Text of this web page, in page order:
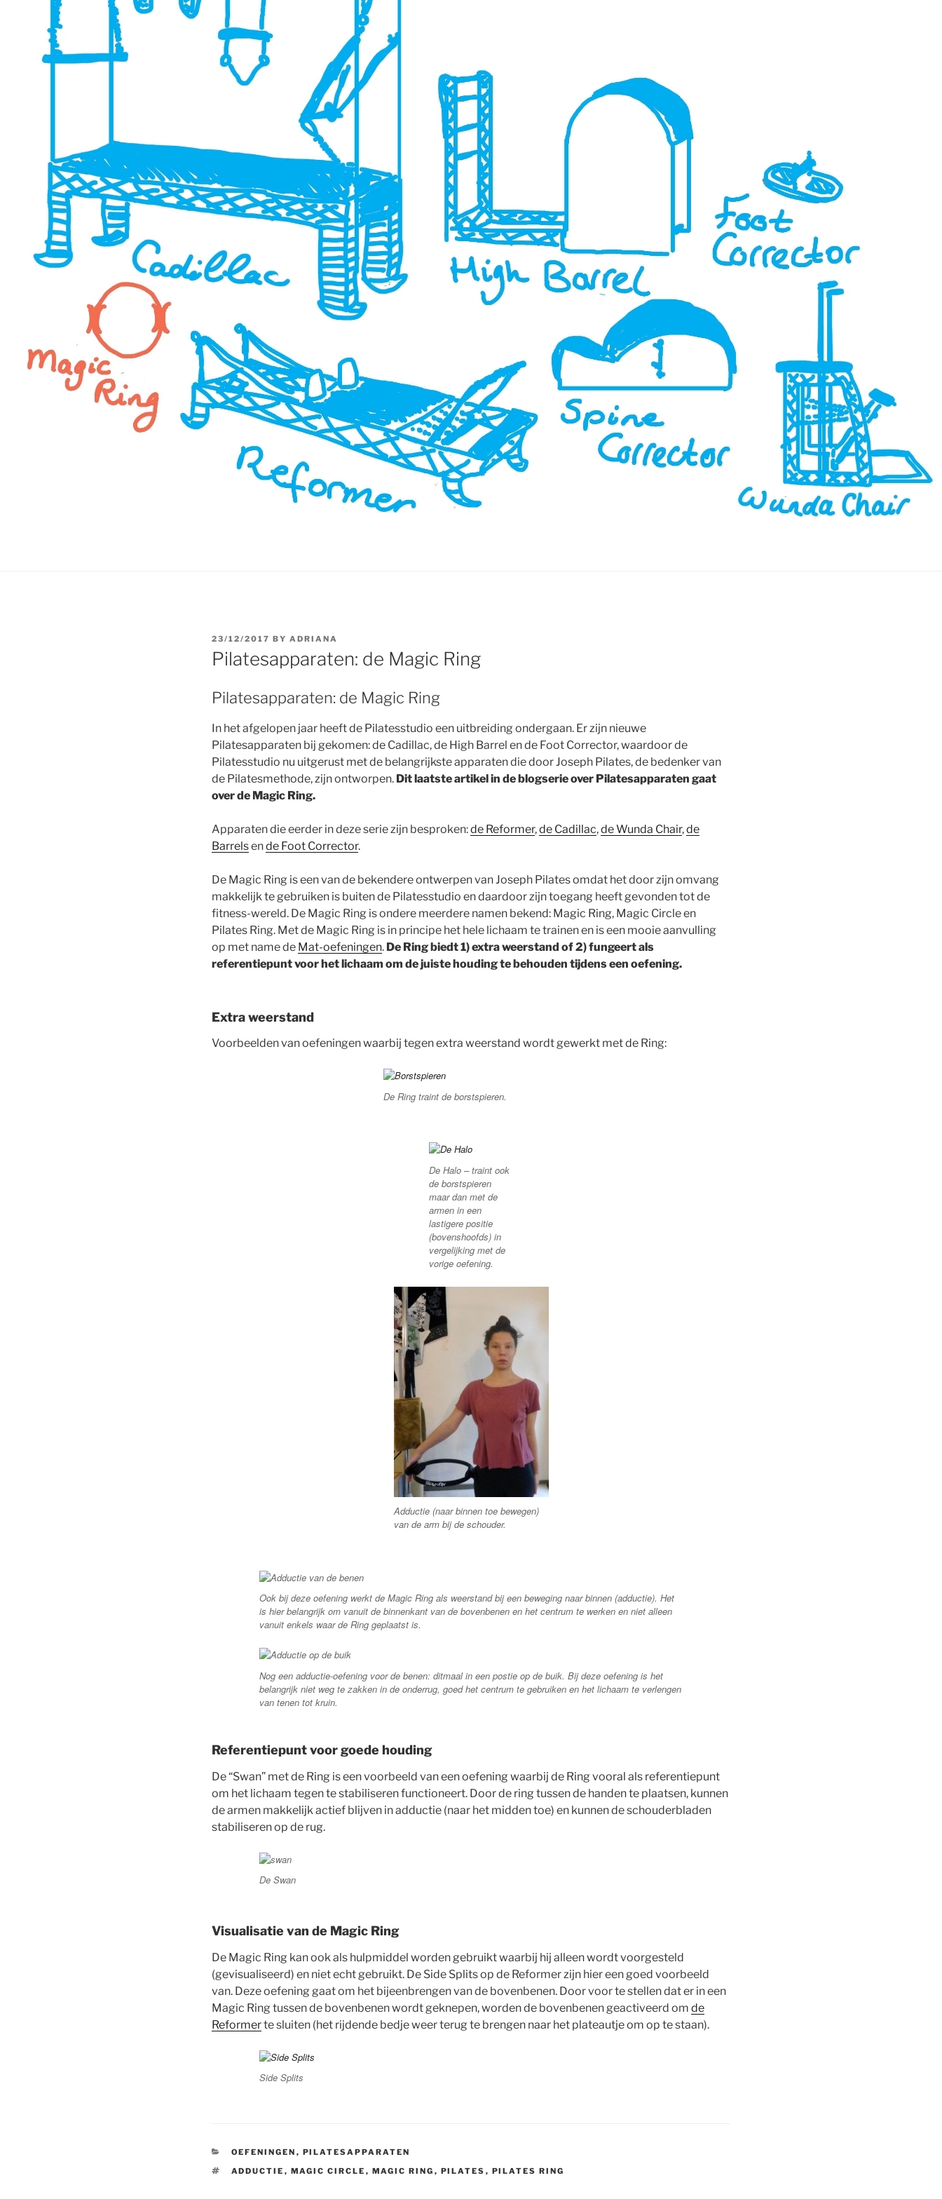
POSTED
ON
23/12/2017 BY ADRIANA
Pilatesapparaten: de Magic Ring
Pilatesapparaten: de Magic Ring
In het afgelopen jaar heeft de Pilatesstudio een uitbreiding ondergaan. Er zijn nieuwe
Pilatesapparaten bij gekomen: de Cadillac, de High Barrel en de Foot Corrector, waardoor de
Pilatesstudio nu uitgerust met de belangrijkste apparaten die door Joseph Pilates, de bedenker van
de Pilatesmethode, zijn ontworpen. Dit laatste artikel in de blogserie over Pilatesapparaten gaat
over de Magic Ring.
Apparaten die eerder in deze serie zijn besproken:de Reformer,de Cadillac,de Wunda Chair,de
Barrelsende Foot Corrector.
De Magic Ring is een van de bekendere ontwerpen van Joseph Pilates omdat het door zijn omvang
makkelijk te gebruiken is buiten de Pilatesstudio en daardoor zijn toegang heeft gevonden tot de
fitness-wereld. De Magic Ring is ondere meerdere namen bekend: Magic Ring, Magic Circle en
Pilates Ring. Met de Magic Ring is in principe het hele lichaam te trainen en is een mooie aanvulling
op met name de Mat-oefeningen. De Ring biedt 1) extra weerstand of 2) fungeert als
referentiepunt voor het lichaam om de juiste houding te behouden tijdens een oefening.
Extra weerstand
Voorbeelden van oefeningen waarbij tegen extra weerstand wordt gewerkt met de Ring:
De Ring traint de borstspieren.
De Halo – traint ook
de borstspieren
maar dan met de
armen in een
lastigere positie
(bovenshoofds) in
vergelijking met de
vorige oefening.
Adductie (naar binnen toe bewegen)
van de arm bij de schouder.
Ook bij deze oefening werkt de Magic Ring als weerstand bij een beweging naar binnen (adductie). Het
is hier belangrijk om vanuit de binnenkant van de bovenbenen en het centrum te werken en niet alleen
vanuit enkels waar de Ring geplaatst is.
Nog een adductie-oefening voor de benen: ditmaal in een postie op de buik. Bij deze oefening is het
belangrijk niet weg te zakken in de onderrug, goed het centrum te gebruiken en het lichaam te verlengen
van tenen tot kruin.
Referentiepunt voor goede houding
De “Swan” met de Ring is een voorbeeld van een oefening waarbij de Ring vooral als referentiepunt
om het lichaam tegen te stabiliseren functioneert. Door de ring tussen de handen te plaatsen, kunnen
de armen makkelijk actief blijven in adductie (naar het midden toe) en kunnen de schouderbladen
stabiliseren op de rug.
De Swan
Visualisatie van de Magic Ring
De Magic Ring kan ook als hulpmiddel worden gebruikt waarbij hij alleen wordt voorgesteld
(gevisualiseerd) en niet echt gebruikt. De Side Splits op de Reformer zijn hier een goed voorbeeld
van. Deze oefening gaat om het bijeenbrengen van de bovenbenen. Door voor te stellen dat er in een
Magic Ring tussen de bovenbenen wordt geknepen, worden de bovenbenen geactiveerd om de
Reformerte sluiten (het rijdende bedje weer terug te brengen naar het plateautje om op te staan).
Side Splits
CATEGORIES
OEFENINGEN , PILATESAPPARATEN
TAGS
ADDUCTIE , MAGIC CIRCLE , MAGIC RING , PILATES , PILATES RING